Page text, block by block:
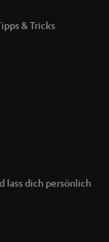
& Tricks
lass dich persönlich